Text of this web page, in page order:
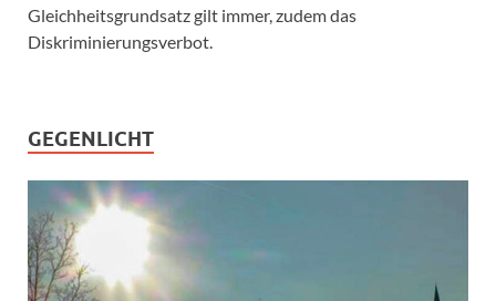
Gleichheitsgrundsatz gilt immer, zudem das
Diskriminierungsverbot.
GEGENLICHT